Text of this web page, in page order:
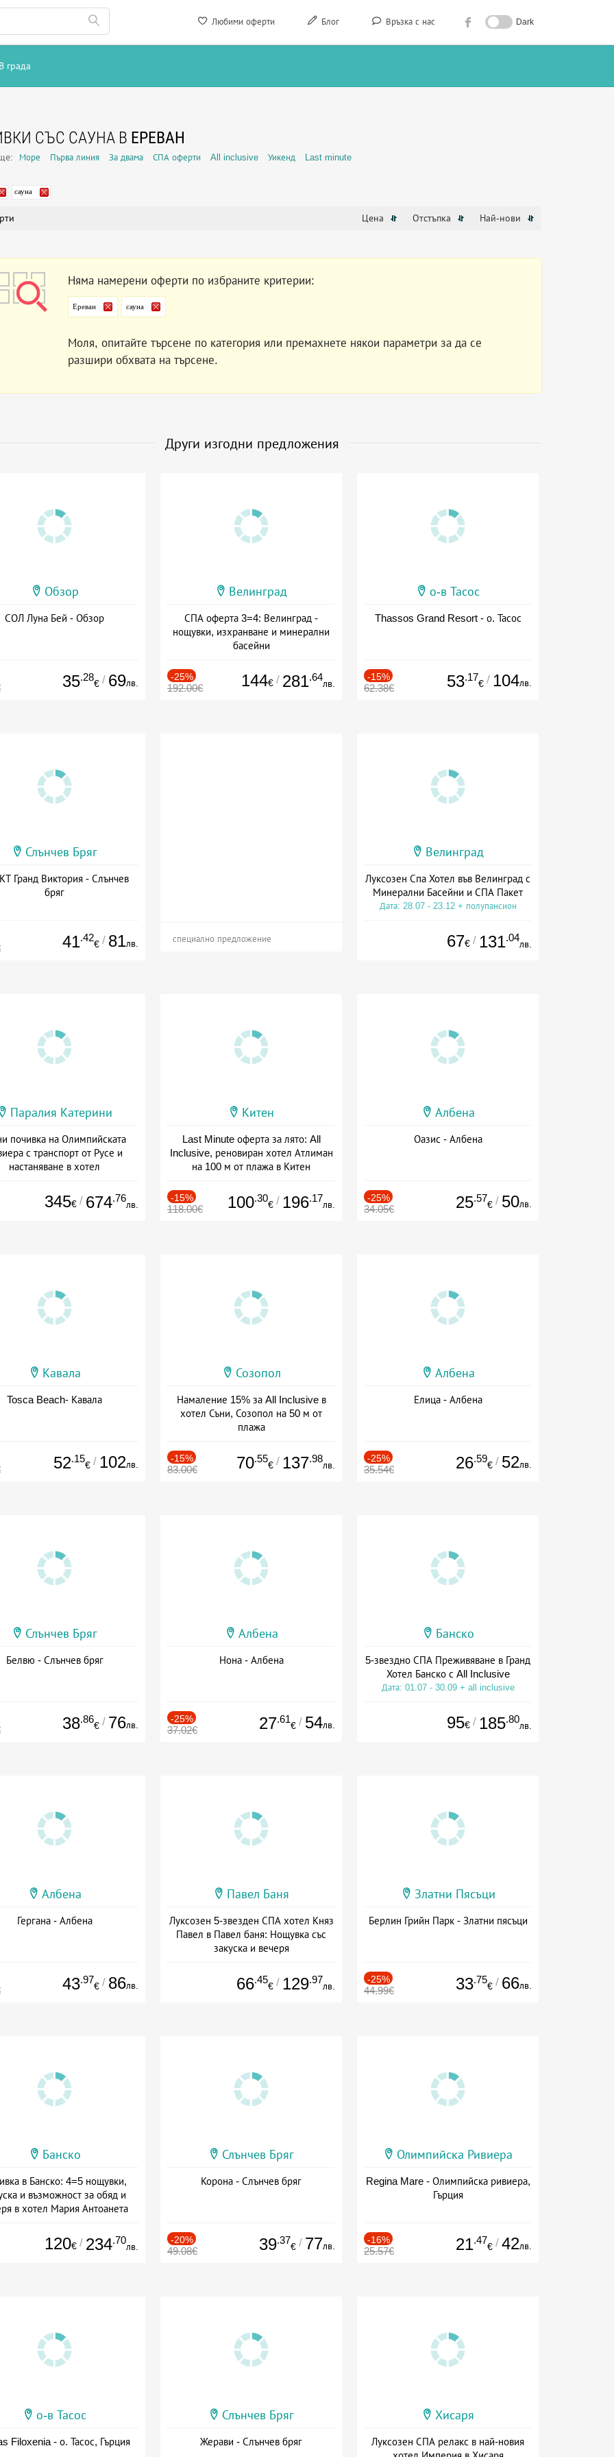
Любими оферти Блог Връзка с нас Dark
В града
СЪС САУНА В ЕРЕВАН
Море Първа линия За двама СПА оферти All inclusive Уикенд Last minute
сауна
Цена Отстъпка Най-нови
Няма намерени оферти по избраните критерии:
Ереван сауна
Моля, опитайте търсене по категория или премахнете някои параметри за да се
разшири обхвата на търсене.
Други изгодни предложения
Обзор
СОЛ Луна Бей - Обзор
35.28
€ / 69лв.
Велинград
СПА оферта 3=4: Велинград -
нощувки, изхранване и минерални
басейни
-25%
192.00€ 144€ / 281.64
лв.
о-в Тасос
Thassos Grand Resort - о. Тасос
-15%
62.38€ 53.17
€ / 104лв.
Слънчев Бряг
Гранд Виктория - Слънчев
бряг
41.42
€ / 81лв. специално предложение
Велинград
Луксозен Спа Хотел във Велинград с
Минерални Басейни и СПА Пакет
Дата: 28.07 - 23.12 + полупансион
67€ / 131.04
лв.
Паралия Катерини
почивка на Олимпийската
с транспорт от Русе и
настаняване в хотел
345€ / 674.76
лв.
Китен
Last Minute оферта за лято: All
Inclusive, реновиран хотел Атлиман
на 100 м от плажа в Китен
-15%
118.00€ 100.30
€ / 196.17
лв.
Албена
Оазис - Албена
-25%
34.05€ 25.57
€ / 50лв.
Кавала
Tosca Beach- Кавала
52.15
€ / 102лв.
Созопол
Намаление 15% за All Inclusive в
хотел Съни, Созопол на 50 м от
плажа
-15%
83.00€ 70.55
€ / 137.98
лв.
Албена
Елица - Албена
-25%
35.54€ 26.59
€ / 52лв.
Слънчев Бряг
Белвю - Слънчев бряг
38.86
€ / 76лв.
Албена
Нона - Албена
-25%
37.02€ 27.61
€ / 54лв.
Банско
5-звездно СПА Преживяване в Гранд
Хотел Банско с All Inclusive
Дата: 01.07 - 30.09 + all inclusive
95€ / 185.80
лв.
Албена
Гергана - Албена
43.97
€ / 86лв.
Павел Баня
Луксозен 5-звезден СПА хотел Княз
Павел в Павел баня: Нощувка със
закуска и вечеря
66.45
€ / 129.97
лв.
Златни Пясъци
Берлин Грийн Парк - Златни пясъци
-25%
44.99€ 33.75
€ / 66лв.
Банско
в Банско: 4=5 нощувки,
и възможност за обяд и
в хотел Мария Антоанета
120€ / 234.70
лв.
Слънчев Бряг
Корона - Слънчев бряг
-20%
49.08€ 39.37
€ / 77лв.
Олимпийска Ривиера
Regina Mare - Олимпийска ривиера,
Гърция
-16%
25.57€ 21.47
€ / 42лв.
о-в Тасос
Filoxenia - о. Тасос, Гърция
Слънчев Бряг
Жерави - Слънчев бряг
Хисаря
Луксозен СПА релакс в най-новия